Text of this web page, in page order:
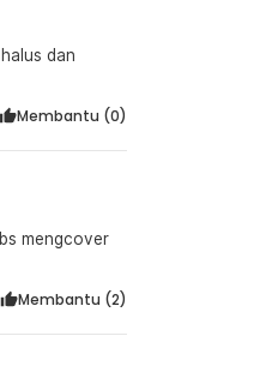
dan
Membantu (0)
mengcover
Membantu (2)